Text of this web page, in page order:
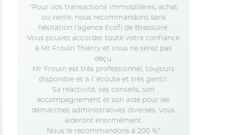
"Pour vos transactions immobilières, achat
ou vente, nous recommandons sans
hésitation l'agence Ecofi de Bressuire.
Vous pouvez accorder toute votre confiance
à Mr Frouin Thierry et vous ne serez pas
déçu.
Mr Frouin est très professionnel, toujours
disponible et à l' écoute et très gentil.
Sa réactivité, ses conseils, son
accompagnement et son aide pour les
démarches administratives diverses, vous
aideront énormément.
Nous le recommandons à 200 %"